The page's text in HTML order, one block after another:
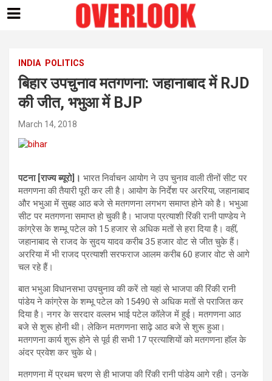
contentINDIA POLITICS
बिहार उपचुनाव मतगणना: जहानाबाद में RJD
की जीत, भभुआ में BJP
March 14, 2018
पटना [राज्य ब्यूरो]। भारत निर्वाचन आयोग ने उप चुनाव वाली तीनों सीट पर
मतगणना की तैयारी पूरी कर ली है। आयोग के निर्देश पर अररिया, जहानाबाद
और भभुआ में सुबह आठ बजे से मतगणना लगभग समाप्‍त होने को है। भभुआ
सीट पर मतगणना समाप्‍त हो चुकी है। भाजपा प्रत्याशी रिंकी रानी पाण्डेय ने
कांग्रेस के शम्भू पटेल को 15 हजार से अधिक मतों से हरा दिया है। वहीं,
जहानाबाद से राजद के सुदय यादव करीब 35 हजार वोट से जीत चुके हैं।
अररिया में भी राजद प्रत्‍याशी सरफराज आलम करीब 60 हजार वोट से आगे
चल रहे हैं।
बात भभुआ विधानसभा उपचुनाव की करें तो यहां से भाजपा की रिंकी रानी
पांडेय ने कांग्रेस के शम्‍भू पटेल को 15490 से अधिक मतों से पराजित कर
दिया है। नगर के सरदार वल्लभ भाई पटेल कॉलेज में हुई। मतगणना आठ
बजे से शुरू होनी थी। लेकिन मतगणना साढ़े आठ बजे से शुरू हुआ।
मतगणना कार्य शुरू होने से पूर्व ही सभी 17 प्रत्याशियों को मतगणना हॉल के
अंदर प्रवेश कर चुके थे।
मतगणना में प्रथम चरण से ही भाजपा की रिंकी रानी पांडेय आगे रही। उनके